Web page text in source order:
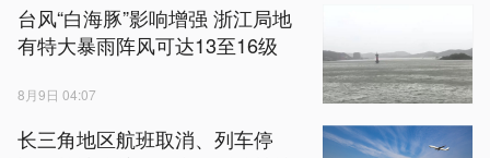
台风“白海豚”影响增强 浙江局地
有特大暴雨阵风可达13至16级
8月9日 04:07
长三角地区航班取消、列车停